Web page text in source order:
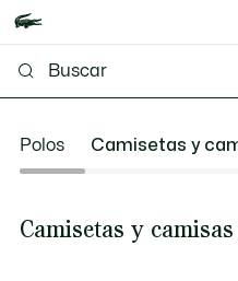
Polos Camisetas y
Camisetas y